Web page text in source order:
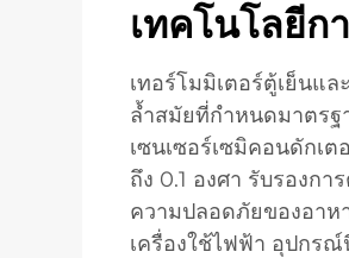
เทคโนโลยี
เทอร์โมมิเตอร์ตู้เย็นแ
ล้ำสมัยที่กำหนดมาตร
เซนเซอร์เซมิคอนดักเ
ถึง 0.1 องศา รับรองก
ความปลอดภัยของอาห
เครื่องใช้ไฟฟ้า อุปกร